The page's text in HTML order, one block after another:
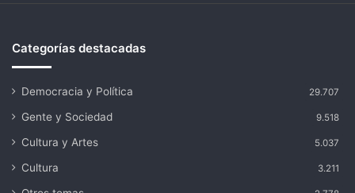
Categorías destacadas
Democracia y Política 29.707
Gente y Sociedad 9.518
Cultura y Artes 5.037
Cultura 3.211